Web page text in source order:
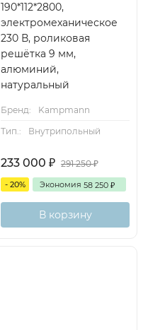
190*112*2800,
электромеханическое
230 В, роликовая
решётка 9 мм,
алюминий,
натуральный
Бренд:
Kampmann
Тип.:
Внутрипольный
233 000 ₽ 291 250₽
- 20% Экономия 58 250 ₽
В корзину